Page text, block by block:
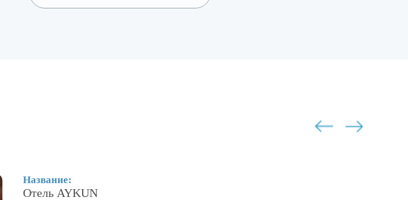
Название:
Отель AYKUN